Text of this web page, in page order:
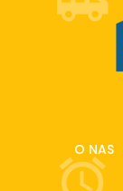
O NAS